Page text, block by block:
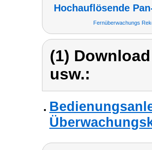
Hochauflösende
Fernüberwachungs
(1)
usw.: